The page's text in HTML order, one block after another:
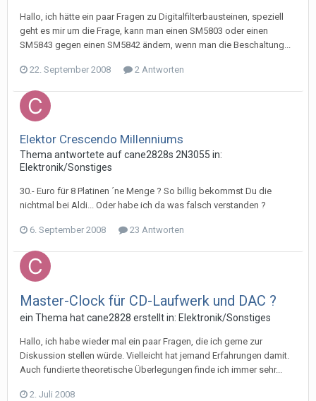
Hallo, ich hätte ein paar Fragen zu Digitalfilterbausteinen, speziell
geht es mir um die Frage, kann man einen SM5803 oder einen
SM5843 gegen einen SM5842 ändern, wenn man die Beschaltung...
22. September 2008 2 Antworten
Elektor Crescendo Millenniums
Thema antwortete aufcane2828s 2N3055 in:
Elektronik/Sonstiges
30.- Euro für 8 Platinen ´ne Menge ? So billig bekommst Du die
nichtmal bei Aldi... Oder habe ich da was falsch verstanden ?
6. September 2008 23 Antworten
Master-Clock für CD-Laufwerk und DAC ?
ein Thema hatcane2828 erstellt in: Elektronik/Sonstiges
Hallo, ich habe wieder mal ein paar Fragen, die ich gerne zur
Diskussion stellen würde. Vielleicht hat jemand Erfahrungen damit.
Auch fundierte theoretische Überlegungen finde ich immer sehr...
2. Juli 2008